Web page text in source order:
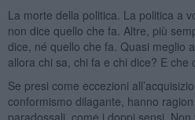
La morte della politica. La politica a
non dice quello che fa. Altre, più
dice, né quello che fa. Quasi meglio
allora chi sa, chi fa e chi dice? E che
Se presi come eccezioni
conformismo dilagante, hanno
paradossali, come i doppi sensi.